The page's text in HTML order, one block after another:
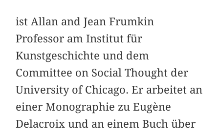
ist Allan and Jean Frumkin
Professor am Institut für
Kunstgeschichte und dem
Committee on Social Thought der
University of Chicago. Er arbeitet an
einer Monographie zu Eugène
Delacroix und an einem Buch über